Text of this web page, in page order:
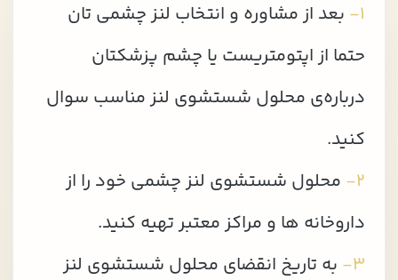
۱-
بعد از مشاوره و انتخاب لنز چشمی تان
حتما از اپتومتریست یا چشم پزشکتان
درباره‌ی محلول شستشوی لنز مناسب سوال
کنید.
۲-
محلول شستشوی لنز چشمی خود را از
داروخانه ها و مراکز معتبر تهیه کنید.
۳-
به تاریخ انقضای محلول شستشوی لنز